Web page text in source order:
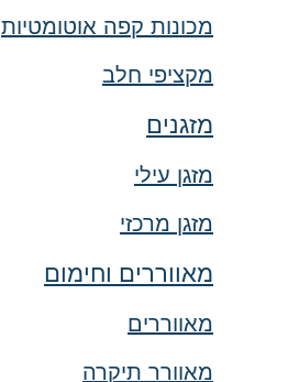
מכונות קפה אוטומטיות
מקציפי חלב
מזגנים
מזגן עילי
מזגן מרכזי
מאווררים וחימום
מאווררים
מאוורר תיקרה